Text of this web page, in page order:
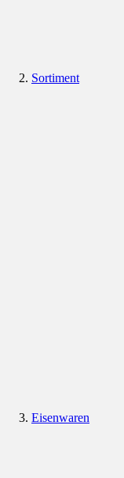
Sortiment
Eisenwaren